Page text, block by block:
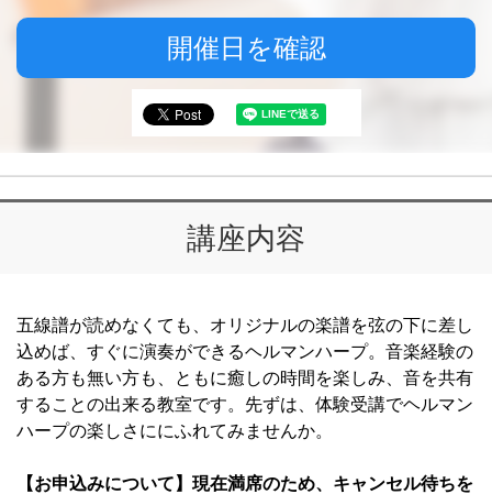
開催日を確認
講座内容
五線譜が読めなくても、オリジナルの楽譜を弦の下に差し
込めば、すぐに演奏ができるヘルマンハープ。音楽経験の
ある方も無い方も、ともに癒しの時間を楽しみ、音を共有
することの出来る教室です。先ずは、体験受講でヘルマン
ハープの楽しさににふれてみませんか。
【お申込みについて】現在満席のため、キャンセル待ちを